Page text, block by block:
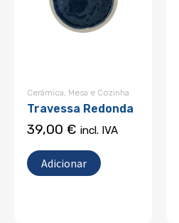
Cerâmica, Mesa e Cozinha
Travessa Redonda
39,00 € incl. IVA
Adicionar